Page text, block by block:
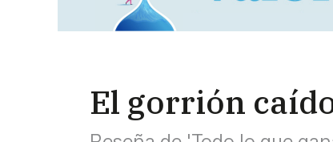
El gorrión